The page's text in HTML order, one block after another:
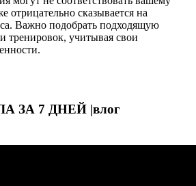
отрицательно сказывается на
Важно подобрать подходящую
тренировок, учитывая свои
ЗА 7 ДНЕЙ |влог